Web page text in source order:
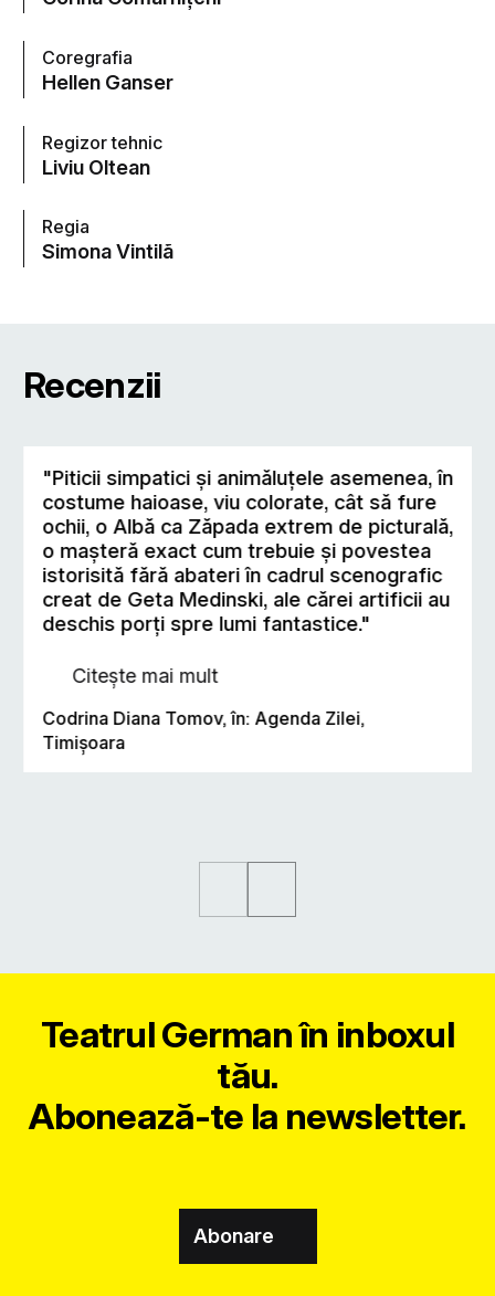
Coregrafia
Hellen Ganser
Regizor tehnic
Liviu Oltean
Regia
Simona Vintilã
Recenzii
"Piticii simpatici şi animăluţele asemenea, în
costume haioase, viu colorate, cât să fure
ochii, o Albă ca Zăpada extrem de picturală,
o maşteră exact cum trebuie şi povestea
istorisită fără abateri în cadrul scenografic
creat de Geta Medinski, ale cărei artificii au
deschis porţi spre lumi fantastice."
Citește mai mult
Codrina Diana Tomov, în: Agenda Zilei,
Timişoara
Teatrul German în inboxul
tău.
Abonează-te la newsletter.
Abonare